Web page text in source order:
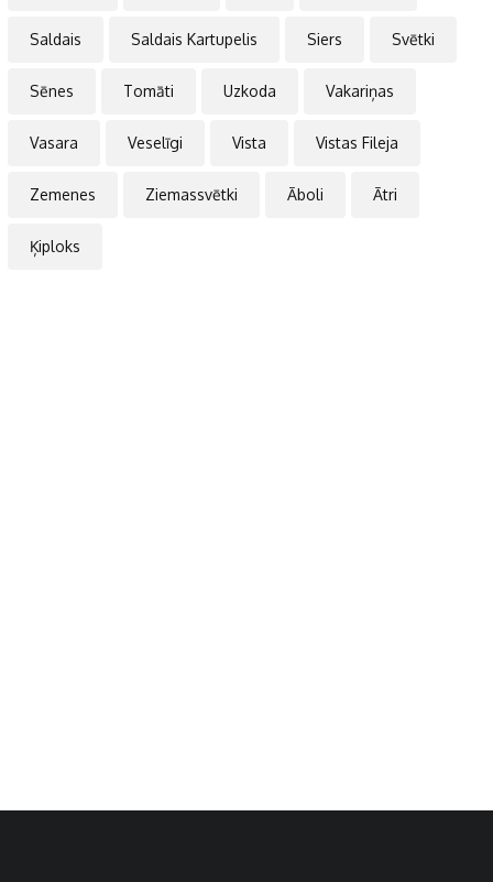
Saldais Saldais Kartupelis Siers Svētki
Sēnes Tomāti Uzkoda Vakariņas
Vasara Veselīgi Vista Vistas Fileja
Zemenes Ziemassvētki Āboli Ātri
Ķiploks